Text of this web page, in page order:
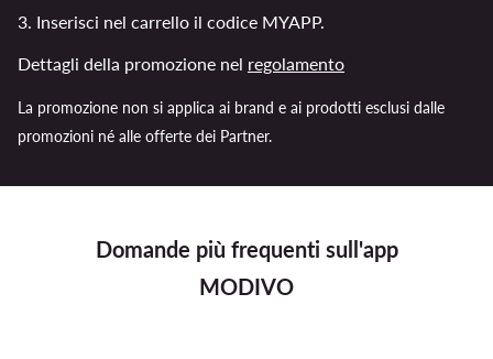
Domande più frequenti sull'app
MODIVO
3. Inserisci nel carrello il codice MYAPP.
Dettagli della promozione nel regolamento
La promozione non si applica ai brand e ai prodotti esclusi dalle
promozioni né alle offerte dei Partner.